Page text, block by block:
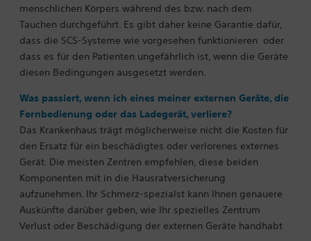
menschlichen Körpers während des bzw. nach dem
Tauchen durchgeführt. Es gibt daher keine Garantie dafür,
dass die SCS-Systeme wie vorgesehen funktionieren oder
dass es für den Patienten ungefährlich ist, wenn die Geräte
diesen Bedingungen ausgesetzt werden.
Was passiert, wenn ich eines meiner externen Geräte, die
Fernbedienung oder das Ladegerät, verliere?
Das Krankenhaus trägt möglicherweise nicht die Kosten für
den Ersatz für ein beschädigtes oder verlorenes externes
Gerät. Die meisten Zentren empfehlen, diese beiden
Komponenten mit in die Hausratversicherung
aufzunehmen. Ihr Schmerz-spezialst kann Ihnen genauere
Auskünfte darüber geben, wie Ihr spezielles Zentrum
Verlust oder Beschädigung der externen Geräte handhabt